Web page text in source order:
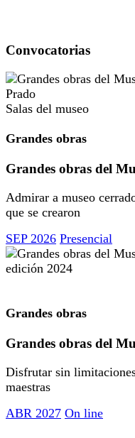
Convocatorias
Salas del museo
Grandes obras
Grandes obras del
Admirar a museo
que se crearon
SEP 2026 Presencial
Grandes obras
Grandes obras del
Disfrutar sin
maestras
ABR 2027 On line